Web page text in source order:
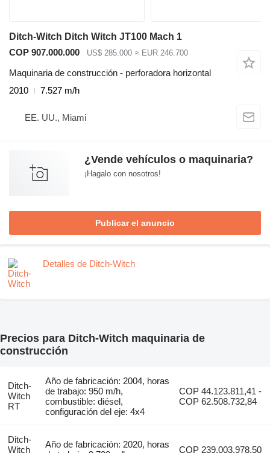
Ditch-Witch Ditch Witch JT100 Mach 1
COP 907.000.000
US$ 285.000 ≈ EUR 246.700
Maquinaria de construcción - perforadora horizontal
2010
7.527 m/h
EE. UU., Miami
¿Vende vehículos o maquinaria?
¡Hagalo con nosotros!
Publicar el anuncio
Detalles de Ditch-Witch
Precios para Ditch-Witch maquinaria de
construcción
Ditch-
Witch
RT
Año de fabricación: 2004, horas
de trabajo: 950 m/h,
combustible: diésel,
configuración del eje: 4x4
COP 44.123.811,41 -
COP 62.508.732,84
Ditch-
Witch
Año de fabricación: 2020, horas
COP 239.003.978,50